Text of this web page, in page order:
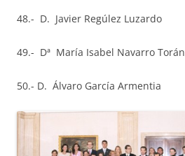
48.- D. Javier Regúlez Luzardo
49.- Dª María Isabel Navarro Torán
50.- D. Álvaro García Armentia